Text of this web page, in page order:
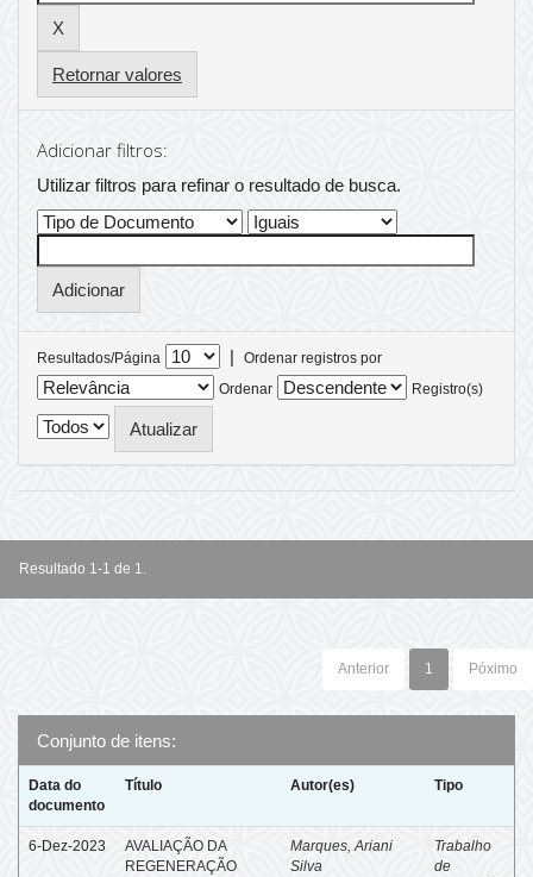
Retornar valores
Adicionar filtros:
Utilizar filtros para refinar o resultado de busca.
Resultados/Página |
Ordenar registros por
Ordenar
Registro(s)
Resultado 1-1 de 1.
Anterior 1 Póximo
Conjunto de itens:
Data do
documento
Título Autor(es) Tipo
6-Dez-2023
AVALIAÇÃO DA
REGENERAÇÃO
Marques, Ariani
Silva
Trabalho
de